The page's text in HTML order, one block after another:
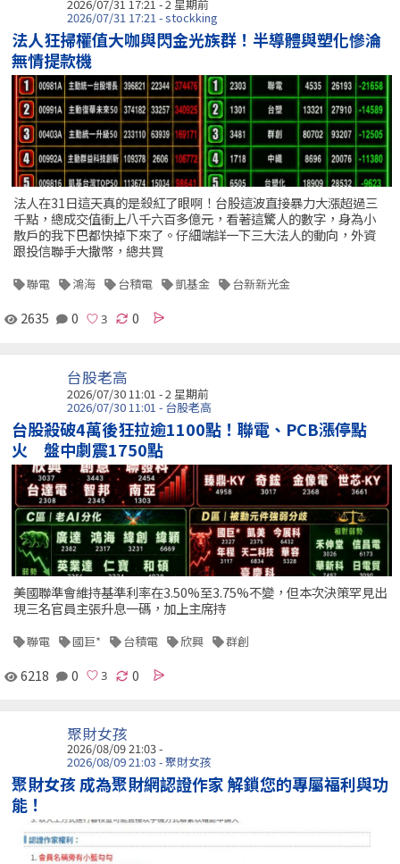
2026/07/31 17:21 - 2 星期前
2026/07/31 17:21 - stockking
法人狂掃權值大咖與閃金光族群！半導體與塑化慘淪
無情提款機
法人在31日這天真的是殺紅了眼啊！台股這波直接暴力大漲超過三
千點，總成交值衝上八千六百多億元，看著這驚人的數字，身為小
散戶的我下巴都快掉下來了。仔細端詳一下三大法人的動向，外資
跟投信聯手大撒幣，總共買
聯電 鴻海 台積電 凱基金 台新新光金
2635 0 0
台股老高
2026/07/30 11:01 - 2 星期前
2026/07/30 11:01 - 台股老高
台股殺破4萬後狂拉逾1100點！聯電、PCB漲停點
火 盤中劇震1750點
美國聯準會維持基準利率在3.50%至3.75%不變，但本次決策罕見出
現三名官員主張升息一碼，加上主席持
聯電 國巨* 台積電 欣興 群創
6218 0 0
聚財女孩
2026/08/09 21:03 -
2026/08/09 21:03 - 聚財女孩
聚財女孩 成為聚財網認證作家 解鎖您的專屬福利與功
能！